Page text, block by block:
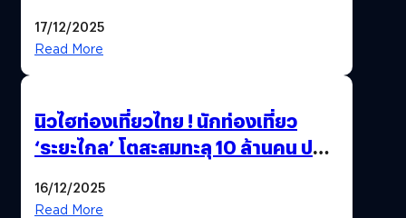
17/12/2025
Read More
นิวไฮท่องเที่ยวไทย ! นักท่องเที่ยว
‘ระยะไกล’ โตสะสมทะลุ 10 ล้านคน ปลุก
11.66 ล้านคน
16/12/2025
Read More